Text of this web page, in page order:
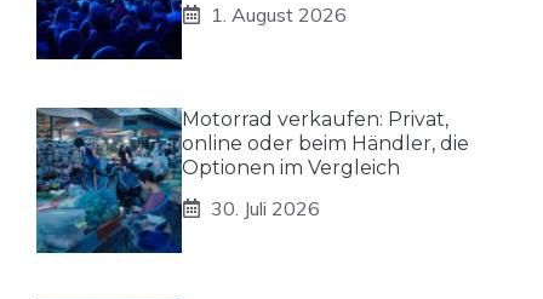
1. August 2026
Motorrad verkaufen: Privat,
online oder beim Händler, die
Optionen im Vergleich
30. Juli 2026